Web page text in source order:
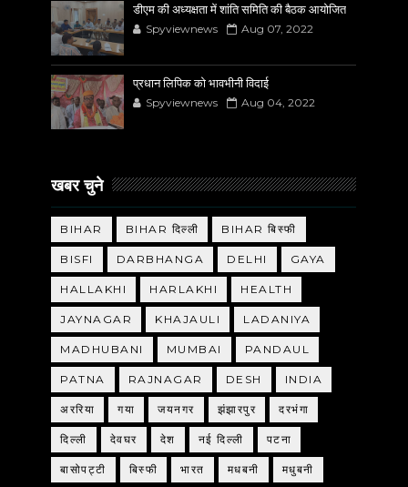
डीएम की अध्यक्षता में शांति समिति की बैठक आयोजित
Spyviewnews Aug 07, 2022
प्रधान लिपिक को भावभीनी विदाई
Spyviewnews Aug 04, 2022
खबर चुने
BIHAR BIHAR दिल्ली BIHAR बिस्फी
BISFI DARBHANGA DELHI GAYA
HALLAKHI HARLAKHI HEALTH
JAYNAGAR KHAJAULI LADANIYA
MADHUBANI MUMBAI PANDAUL
PATNA RAJNAGAR DESH INDIA
अररिया गया जयनगर झंझारपुर दरभंगा
दिल्ली देवघर देश नई दिल्ली पटना
बासोपट्टी बिस्फी भारत मधबनी मधुबनी